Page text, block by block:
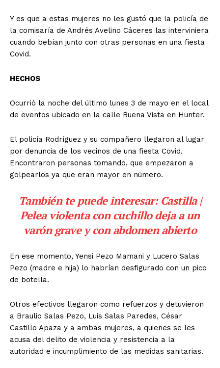
Y es que a estas mujeres no les gustó que la policía de
la comisaría de Andrés Avelino Cáceres las interviniera
cuando bebían junto con otras personas en una fiesta
Covid.
HECHOS
Ocurrió la noche del último lunes 3 de mayo en el local
de eventos ubicado en la calle Buena Vista en Hunter.
El policía Rodríguez y su compañero llegaron al lugar
por denuncia de los vecinos de una fiesta Covid.
Encontraron personas tomando, que empezaron a
golpearlos ya que eran mayor en número.
También te puede interesar: Castilla |
Pelea violenta con cuchillo deja a un
varón grave y con abdomen abierto
En ese momento, Yensi Pezo Mamani y Lucero Salas
Pezo (madre e hija) lo habrían desfigurado con un pico
de botella.
Otros efectivos llegaron como refuerzos y detuvieron
a Braulio Salas Pezo, Luis Salas Paredes, César
Castillo Apaza y a ambas mujeres, a quienes se les
acusa del delito de violencia y resistencia a la
autoridad e incumplimiento de las medidas sanitarias.